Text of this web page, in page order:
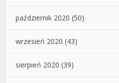
październik 2020 (50)
wrzesień 2020 (43)
sierpień 2020 (39)